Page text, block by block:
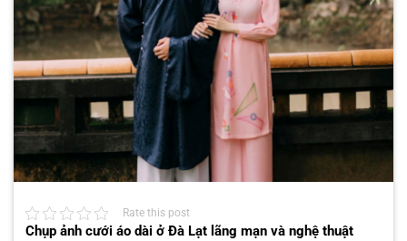
Rate this post
Chụp ảnh cưới áo dài ở Đà Lạt lãng mạn và nghệ thuật